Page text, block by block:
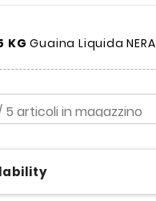
KG Guaina Liquida NERA